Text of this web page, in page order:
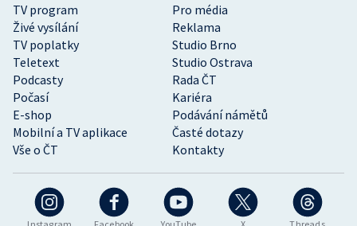
Volejbal
Ostatní
TV program
Pro média
Živé vysílání
Reklama
TV poplatky
Studio Brno
Teletext
Studio Ostrava
Podcasty
Rada ČT
Počasí
Kariéra
E-shop
Podávání námětů
Mobilní a TV aplikace
Časté dotazy
Vše o ČT
Kontakty